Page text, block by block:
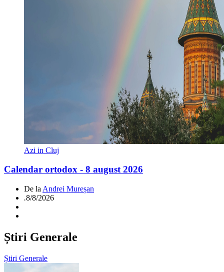
Azi in Cluj
Calendar ortodox - 8 august 2026
De la Andrei Mureșan
.8/8/2026
Știri Generale
Știri Generale